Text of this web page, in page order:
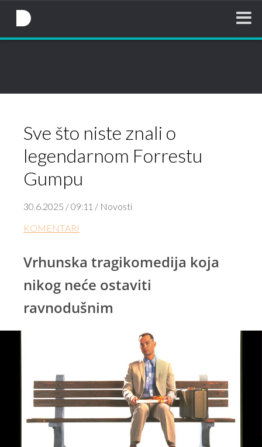
Sve što niste znali o
legendarnom Forrestu
Gumpu
30.6.2025 / 09:11 / Novosti
KOMENTARI
Vrhunska tragikomedija koja
nikog neće ostaviti
ravnodušnim